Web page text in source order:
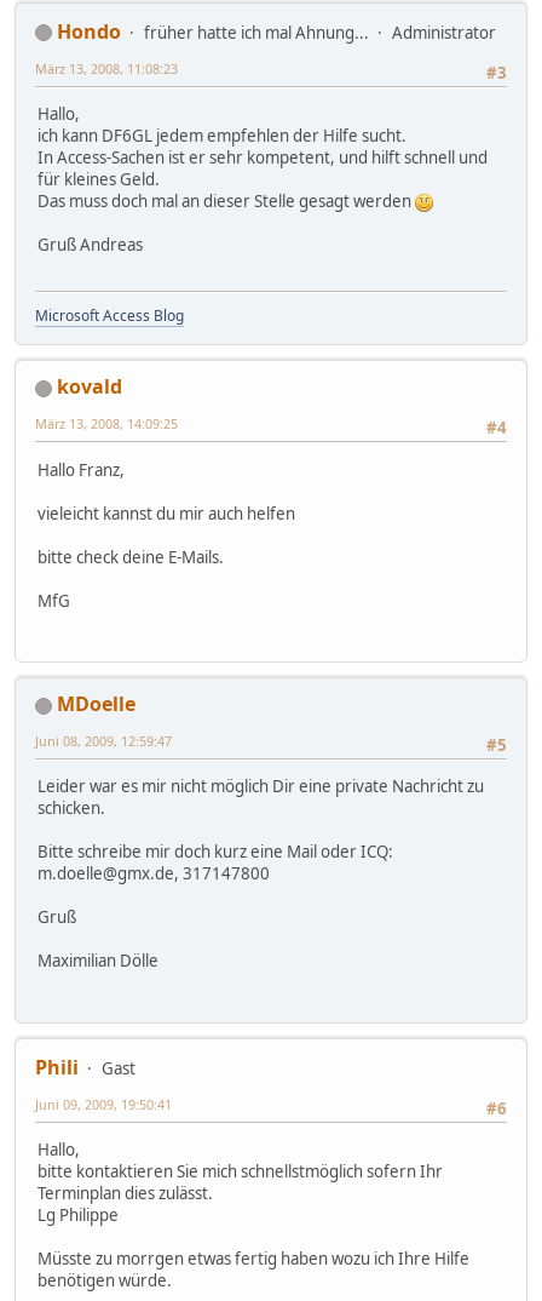
Hondo früher hatte ich mal Ahnung...
Administrator
#3
März 13, 2008, 11:08:23
Hallo,
ich kann DF6GL jedem empfehlen der Hilfe sucht.
In Access-Sachen ist er sehr kompetent, und hilft schnell und
für kleines Geld.
Das muss doch mal an dieser Stelle gesagt werden
Gruß Andreas
Microsoft Access Blog
kovald
#4
März 13, 2008, 14:09:25
Hallo Franz,
vieleicht kannst du mir auch helfen
bitte check deine E-Mails.
MfG
MDoelle
#5
Juni 08, 2009, 12:59:47
Leider war es mir nicht möglich Dir eine private Nachricht zu
schicken.
Bitte schreibe mir doch kurz eine Mail oder ICQ:
m.doelle@gmx.de, 317147800
Gruß
Maximilian Dölle
Phili
Gast
#6
Juni 09, 2009, 19:50:41
Hallo,
bitte kontaktieren Sie mich schnellstmöglich sofern Ihr
Terminplan dies zulässt.
Lg Philippe
Müsste zu morrgen etwas fertig haben wozu ich Ihre Hilfe
benötigen würde.